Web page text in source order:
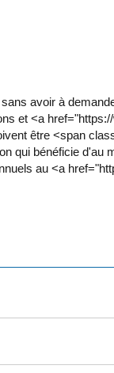
avoir à
et <a
être <span
qui bénéficie d'au
au <a